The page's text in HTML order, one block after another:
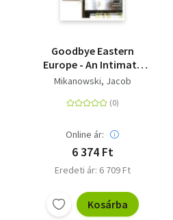
Goodbye Eastern
Europe - An Intimate
History of a Divided
Mikanowski, Jacob
Online ár:
6 374 Ft
Eredeti ár: 6 709 Ft
Kosárba